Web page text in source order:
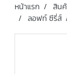
หน้าแรก สิน
ลอฟท์ ซีรี่ส์